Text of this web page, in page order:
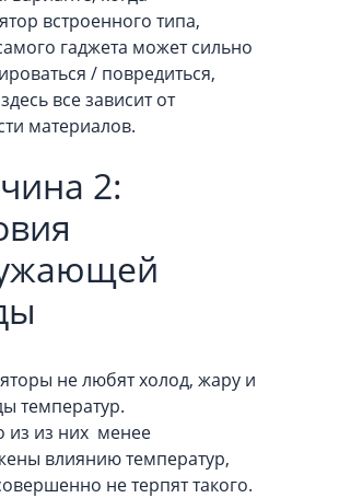
встроенного типа,
гаджета может сильно
/ повредиться,
все зависит от
материалов.
2:
не любят холод, жару и
температур.
из из них менее
влиянию температур,
не терпят такого.